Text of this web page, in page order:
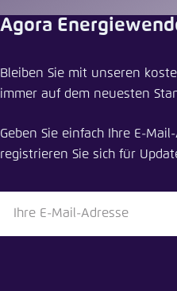
Agora
Bleiben Sie mit unseren
immer auf dem neuesten
Geben Sie einfach Ihre E-
registrieren Sie sich für